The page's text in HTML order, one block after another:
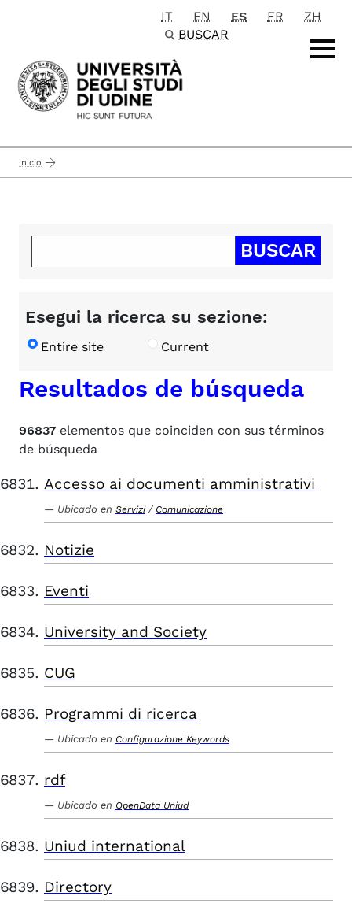
Passa al contenuto principale
IT EN ES FR
ZH
BUSCAR
inicio
Esegui la ricerca su sezione:
Entire site Current
Resultados de búsqueda
96837 elementos que coinciden con sus términos
de búsqueda
Accesso ai documenti amministrativi
Ubicado en Servizi / Comunicazione
Notizie
Eventi
University and Society
CUG
Programmi di ricerca
Ubicado en Configurazione Keywords
rdf
Ubicado en OpenData Uniud
Uniud international
Directory